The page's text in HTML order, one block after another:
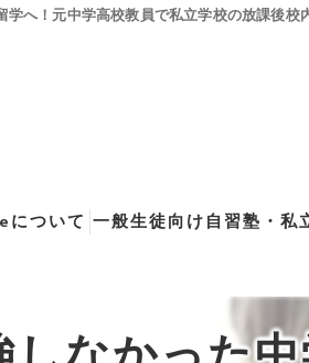
学へ！元中学高校教員で私立学校の放課後
ついて
に拠点をもつオンラインの学習コーチン
インの学習コーチング型・映像授業型の
一般生徒向け自習塾・私
子どもの特性を理解した指
コーチングコース